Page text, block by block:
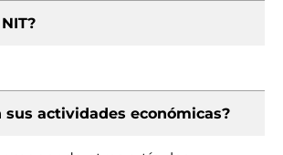
sus actividades económicas?